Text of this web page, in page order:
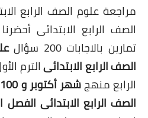
مراجعة علوم الصف الرابع
الصف الرابع الابتدائى
تمارين بالاجابات 200 سؤال
الصف الرابع الابتدائى
الرابع منهج
الصف الرابع الابتدائى الفصل